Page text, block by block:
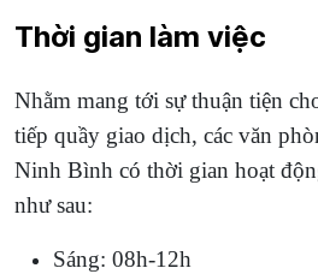
Thời gian làm việc
Nhằm mang tới sự thuận tiện
tiếp quầy giao dịch, các văn
Ninh Bình có thời gian hoạt
như sau:
Sáng: 08h-12h